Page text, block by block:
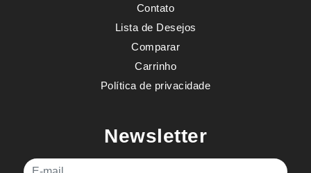
Contato
Lista de Desejos
Comparar
Carrinho
Política de privacidade
Newsletter
E-mail